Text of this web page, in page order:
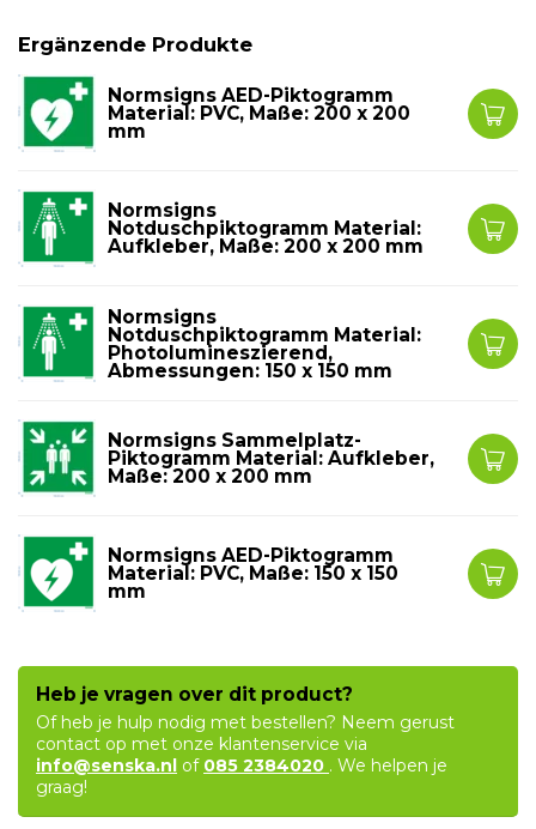
Ergänzende Produkte
Normsigns AED-Piktogramm
Material: PVC, Maße: 200 x 200
mm
Normsigns
Notduschpiktogramm Material:
Aufkleber, Maße: 200 x 200 mm
Normsigns
Notduschpiktogramm Material:
Photolumineszierend,
Abmessungen: 150 x 150 mm
Normsigns Sammelplatz-
Piktogramm Material: Aufkleber,
Maße: 200 x 200 mm
Normsigns AED-Piktogramm
Material: PVC, Maße: 150 x 150
mm
Heb je vragen over dit product?
Of heb je hulp nodig met bestellen? Neem gerust
contact op met onze klantenservice via
info@senska.nl of 085 2384020 . We helpen je
graag!